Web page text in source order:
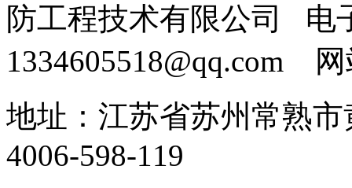
防工程技术有限公司 电
1334605518@qq.com
地址：江苏省苏州常熟
4006-598-119